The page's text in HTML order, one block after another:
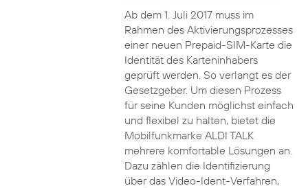
Ab dem 1. Juli 2017 muss im
Rahmen des Aktivierungsprozesses
einer neuen Prepaid-SIM-Karte die
Identität des Karteninhabers
geprüft werden. So verlangt es der
Gesetzgeber. Um diesen Prozess
für seine Kunden möglichst einfach
und flexibel zu halten, bietet die
Mobilfunkmarke ALDI TALK
mehrere komfortable Lösungen an.
Dazu zählen die Identifizierung
über das Video-Ident-Verfahren,